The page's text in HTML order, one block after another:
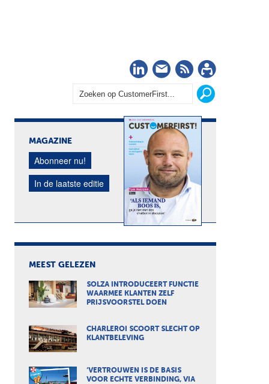
LinkedIn
Nieuwsbrief
RSS
MAGAZINE
Abonneer nu!
In de laatste editie
MEEST GELEZEN
SOLZA INTRODUCEERT FUNCTIE
WAARMEE KLANTEN ZELF
PRIJSVOORSTEL DOEN
CHARLEROI SCOORT SLECHT OP
KLANTBELEVING
‘VERTROUWEN IS DE BASIS
VOOR ECHTE VERBINDING, VIA